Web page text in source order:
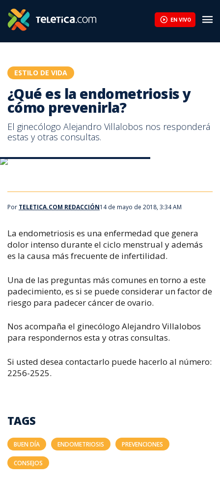
EN VIVO
ESTILO DE VIDA
¿Qué es la endometriosis y
cómo prevenirla?
El ginecólogo Alejandro Villalobos nos responderá
estas y otras consultas.
Por TELETICA.COM REDACCIÓN14 de mayo de 2018, 3:34 AM
La endometriosis es una enfermedad que genera
dolor intenso durante el ciclo menstrual y además
es la causa más frecuente de infertilidad.
Una de las preguntas más comunes en torno a este
padecimiento, es si se puede considerar un factor de
riesgo para padecer cáncer de ovario.
Nos acompaña el ginecólogo Alejandro Villalobos
para respondernos esta y otras consultas.
Si usted desea contactarlo puede hacerlo al número:
2256-2525.
TAGS
BUEN DÍA ENDOMETRIOSIS PREVENCIONES
CONSEJOS